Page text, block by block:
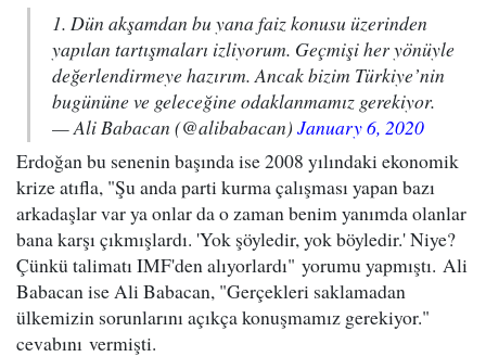
1. Dün akşamdan bu yana faiz konusu üzerinden
yapılan tartışmaları izliyorum. Geçmişi her yönüyle
değerlendirmeye hazırım. Ancak bizim Türkiye’nin
bugününe ve geleceğine odaklanmamız gerekiyor.
— Ali Babacan (@alibabacan) January 6, 2020
Erdoğan bu senenin başında ise 2008 yılındaki ekonomik
krize atıfla, "Şu anda parti kurma çalışması yapan bazı
arkadaşlar var ya onlar da o zaman benim yanımda olanlar
bana karşı çıkmışlardı. 'Yok şöyledir, yok böyledir.' Niye?
Çünkü talimatı IMF'den alıyorlardı" yorumu yapmıştı. Ali
Babacan ise Ali Babacan, "Gerçekleri saklamadan
ülkemizin sorunlarını açıkça konuşmamız gerekiyor."
cevabını vermişti.